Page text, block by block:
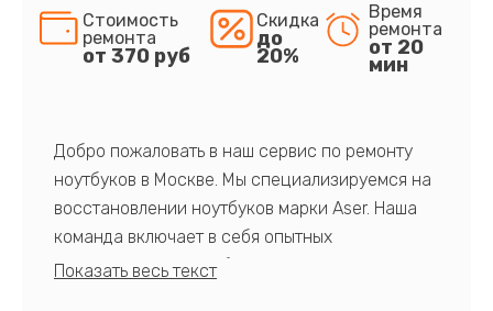
Стоимость
ремонта
от 370 руб
Скидка
до
20%
Время
ремонта
от 20
мин
Добро пожаловать в наш сервис по ремонту
ноутбуков в Москве. Мы специализируемся на
восстановлении ноутбуков марки Aser. Наша
команда включает в себя опытных
профессионалов с обширными знаниями и